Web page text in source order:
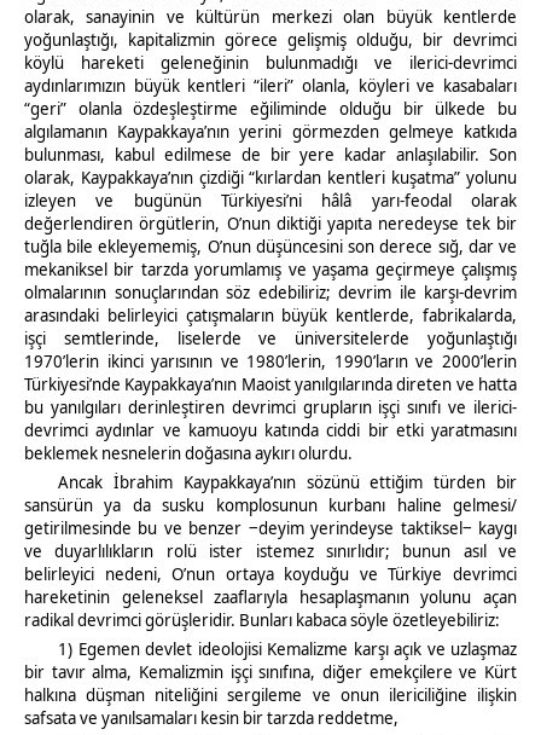
olarak, sanayinin ve kültürün merkezi olan büyük kentlerde
yoğunlaştığı, kapitalizmin görece gelişmiş olduğu, bir devrimci
köylü hareketi geleneğinin bulunmadığı ve ilerici-devrimci
aydınlarımızın büyük kentleri “ileri” olanla, köyleri ve kasabaları
“geri” olanla özdeşleştirme eğiliminde olduğu bir ülkede bu
algılamanın Kaypakkaya’nın yerini görmezden gelmeye katkıda
bulunması, kabul edilmese de bir yere kadar anlaşılabilir. Son
olarak, Kaypakkaya’nın çizdiği “kırlardan kentleri kuşatma” yolunu
izleyen ve bugünün Türkiyesi’ni hâlâ yarı-feodal olarak
değerlendiren örgütlerin, O’nun diktiği yapıta neredeyse tek bir
tuğla bile ekleyememiş, O’nun düşüncesini son derece sığ, dar ve
mekaniksel bir tarzda yorumlamış ve yaşama geçirmeye çalışmış
olmalarının sonuçlarından söz edebiliriz; devrim ile karşı-devrim
arasındaki belirleyici çatışmaların büyük kentlerde, fabrikalarda,
işçi semtlerinde, liselerde ve üniversitelerde yoğunlaştığı
1970’lerin ikinci yarısının ve 1980’lerin, 1990’ların ve 2000’lerin
Türkiyesi’nde Kaypakkaya’nın Maoist yanılgılarında direten ve hatta
bu yanılgıları derinleştiren devrimci grupların işçi sınıfı ve ilerici-
devrimci aydınlar ve kamuoyu katında ciddi bir etki yaratmasını
beklemek nesnelerin doğasına aykırı olurdu.
Ancak İbrahim Kaypakkaya’nın sözünü ettiğim türden bir
sansürün ya da susku komplosunun kurbanı haline gelmesi/
getirilmesinde bu ve benzer ‒deyim yerindeyse taktiksel‒ kaygı
ve duyarlılıkların rolü ister istemez sınırlıdır; bunun asıl ve
belirleyici nedeni, O’nun ortaya koyduğu ve Türkiye devrimci
hareketinin geleneksel zaaflarıyla hesaplaşmanın yolunu açan
radikal devrimci görüşleridir. Bunları kabaca söyle özetleyebiliriz:
1) Egemen devlet ideolojisi Kemalizme karşı açık ve uzlaşmaz
bir tavır alma, Kemalizmin işçi sınıfına, diğer emekçilere ve Kürt
halkına düşman niteliğini sergileme ve onun ilericiliğine ilişkin
safsata ve yanılsamaları kesin bir tarzda reddetme,